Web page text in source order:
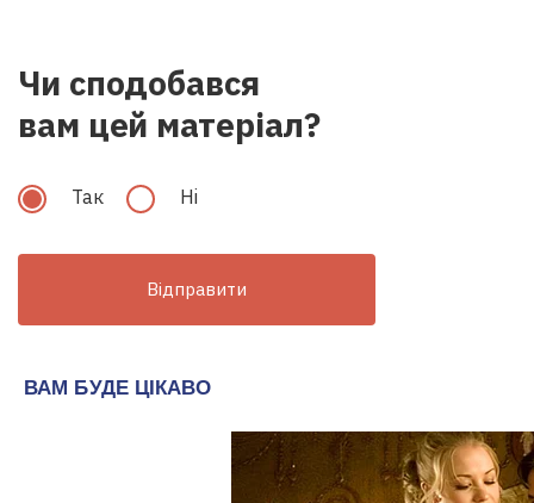
Чи сподобався
вам цей матеріал?
Так Hi
Відправити